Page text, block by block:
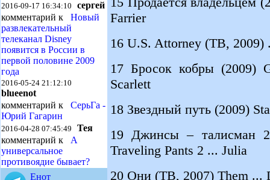
2016-09-17 16:34:10 сергей
комментарий к Новый
развлекательный
телеканал Disney
появится в России в
первой половине 2009
года
2016-05-24 21:12:10
blueenot
комментарий к СерьГа -
Юрий Гагарин
2016-04-28 07:45:49 Тея
комментарий к А
универсальное
противоядие бывает?
Енот
Farrier
16 U.S. Attorney (ТВ, 2009)
17 Бросок кобры (2009)
Scarlett
18 Звездный путь (2009)
19 Джинсы – талисман
Traveling Pants 2 ... Julia
20 Они (ТВ, 2007) Them ...